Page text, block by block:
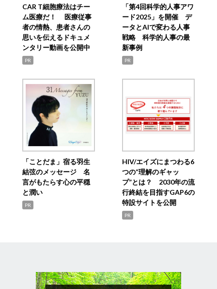
CAR T細胞療法はチー
ム医療だ！ 医療従事
者の情熱、患者さんの
思いを伝えるドキュメ
ンタリー動画を公開中
PR
「第4回科学的人事アワ
ード2025」を開催 デ
ータとAIで変わる人事
戦略 科学的人事の最
新事例
PR
「ことだま」宿る羽生
結弦のメッセージ 名
言がもたらす心の平穏
と潤い
PR
HIV/エイズにまつわる6
つの“理解のギャッ
プ”とは？ 2030年の流
行終結を目指すGAP6の
特設サイトを公開
PR